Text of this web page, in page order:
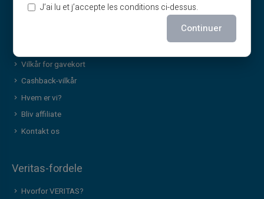
Vejledninger
Vilkår for gavekort
Cashback-vilkår
Hvem er vi?
Bliv affiliate
Kontakt os
Veritas-fordele
Hvorfor VERITAS?
J’ai lu et j’accepte les conditions ci-dessus.
Continuer